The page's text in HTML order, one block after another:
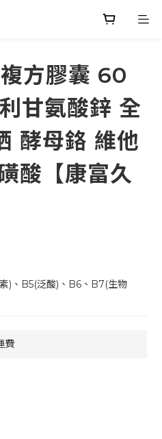
方膠囊 60
甘氨酸鋅 全
酵母鉻 維他
酸【康富久
)、B5(泛酸)、B6、B7(生物
費